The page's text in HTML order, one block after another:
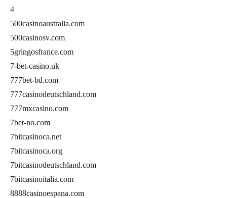
4
500casinoaustralia.com
500casinosv.com
5gringosfrance.com
7-bet-casino.uk
777bet-bd.com
777casinodeutschland.com
777mxcasino.com
7bet-no.com
7bitcasinoca.net
7bitcasinoca.org
7bitcasinodeutschland.com
7bitcasinoitalia.com
8888casinoespana.com